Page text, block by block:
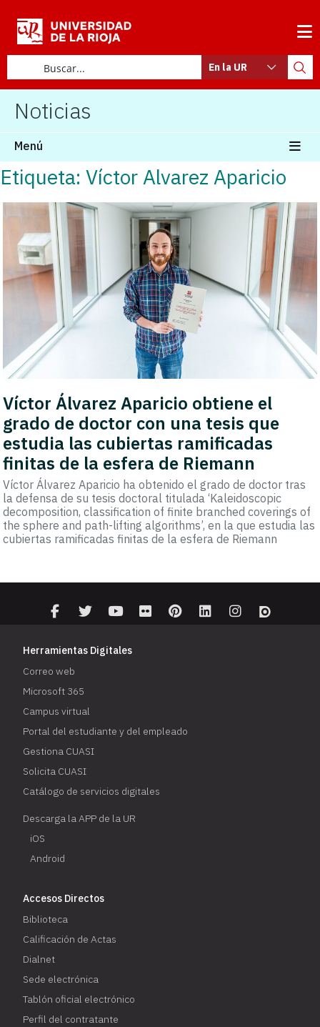
En la UR
Noticias
Menú
Etiqueta: Víctor Alvarez Aparicio
Víctor Álvarez Aparicio obtiene el
grado de doctor con una tesis que
estudia las cubiertas ramificadas
finitas de la esfera de Riemann
Víctor Álvarez Aparicio ha obtenido el grado de doctor tras
la defensa de su tesis doctoral titulada ‘Kaleidoscopic
decomposition, classification of finite branched coverings of
the sphere and path-lifting algorithms’, en la que estudia las
cubiertas ramificadas finitas de la esfera de Riemann
Herramientas Digitales
Correo web
Microsoft 365
Campus virtual
Portal del estudiante y del empleado
Gestiona CUASI
Solicita CUASI
Catálogo de servicios digitales
Descarga la APP de la UR
iOS
Android
Accesos Directos
Biblioteca
Calificación de Actas
Dialnet
Sede electrónica
Tablón oficial electrónico
Perfil del contratante